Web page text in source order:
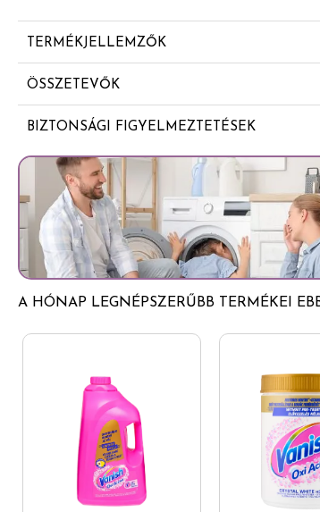
TERMÉKJELLEMZŐK
5 darabos kiszerelés, külön csomagolt kendők
Könnyen eltávolítja a smink, italok és
Kíméli a kényes szöveteket és anyagokat
Bőrgyógyászatilag tesztelt formula
Praktikus méret, bárhová magunkkal vihető
Ideális utazáshoz, munkahelyre vagy
ÖSSZETEVŐK
Kevesebb mint 5% anionos felületaktív
Tartósítószerek (laurilamin-
BIZTONSÁGI FIGYELMEZTETÉSEK
Gyermekektől elzárva tartandó.
A HÓNAP LEGNÉPSZERŰBB TERMÉKEI